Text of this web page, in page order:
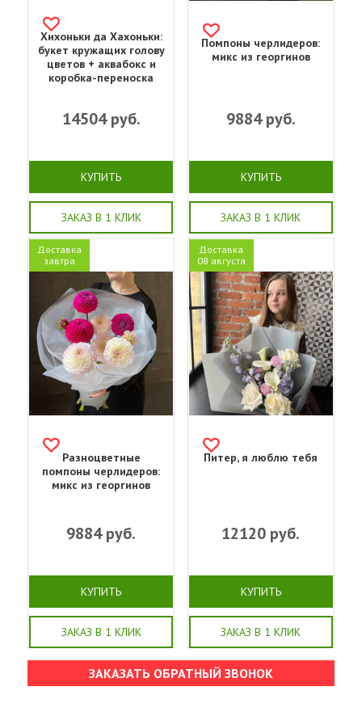
Хихоньки да Хахоньки:
букет кружащих голову
цветов + аквабокс и
коробка-переноска
14504руб.
КУПИТЬ
ЗАКАЗ В 1 КЛИК
Помпоны черлидеров:
микс из георгинов
9884руб.
КУПИТЬ
ЗАКАЗ В 1 КЛИК
Доставка
завтра
Разноцветные
помпоны черлидеров:
микс из георгинов
9884руб.
КУПИТЬ
ЗАКАЗ В 1 КЛИК
Доставка
08 августа
Питер, я люблю тебя
12120 руб.
КУПИТЬ
ЗАКАЗ В 1 КЛИК
ЗАКАЗАТЬ ОБРАТНЫЙ ЗВОНОК